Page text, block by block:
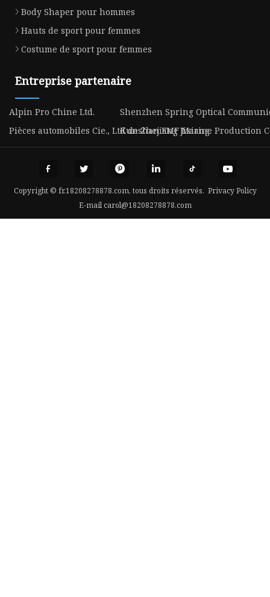
Body Shaper pour hommes
Hauts de sport pour femmes
Costume de sport pour femmes
Entreprise partenaire
Alpin Pro Chine Ltd.
Shenzhen Spring Optical
Pièces automobiles Cie., Ltd de Zhejiang Jixiang.
Kunshan EMF Marine Production
Copyright © fr.18208278878.com, tous droits réservés. Privacy Policy
E-mailcarol@18208278878.com